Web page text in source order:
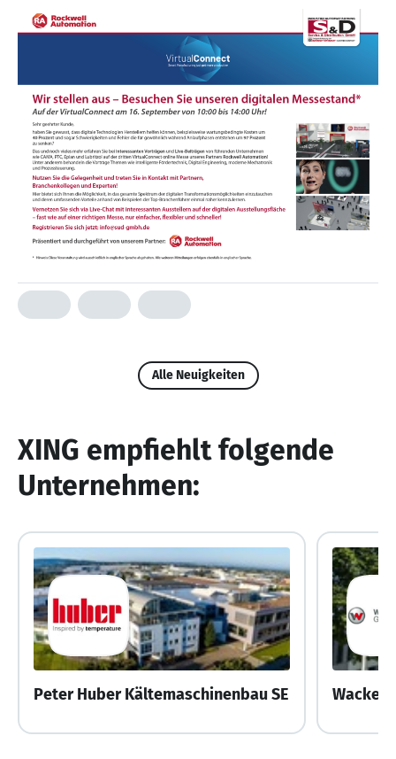
Alle Neuigkeiten
XING empfiehlt folgende
Unternehmen:
Peter Huber Kältemaschinenbau SE Wacker